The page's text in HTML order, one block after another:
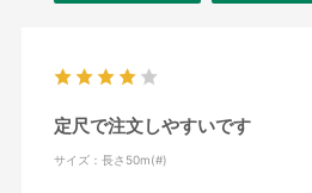
定尺で注文しやすいです
サイズ：長さ50m(#)